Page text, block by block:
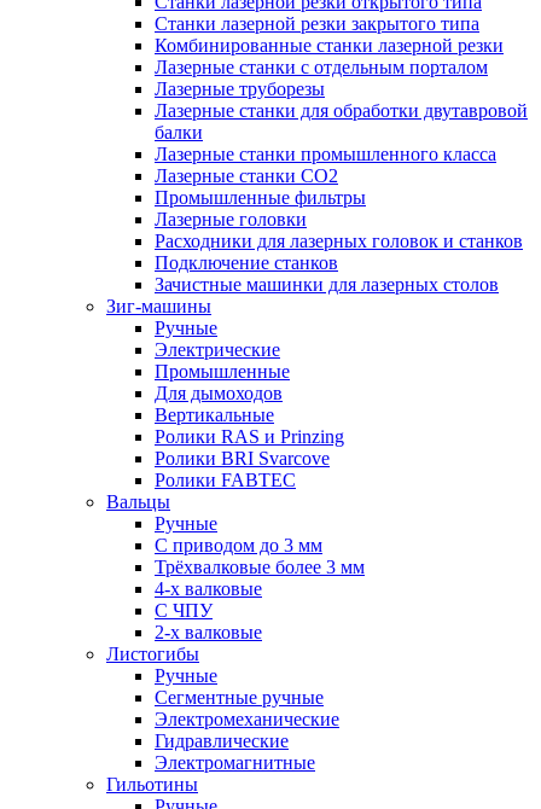
Станки лазерной резки закрытого типа
Комбинированные станки лазерной резки
Лазерные станки с отдельным порталом
Лазерные труборезы
Лазерные станки для обработки двутавровой
балки
Лазерные станки промышленного класса
Лазерные станки CO2
Промышленные фильтры
Лазерные головки
Расходники для лазерных головок и станков
Подключение станков
Зачистные машинки для лазерных столов
Зиг-машины
Ручные
Электрические
Промышленные
Для дымоходов
Вертикальные
Ролики RAS и Prinzing
Ролики BRI Svarcove
Ролики FABTEC
Вальцы
Ручные
С приводом до 3 мм
Трёхвалковые более 3 мм
4-х валковые
С ЧПУ
2-х валковые
Листогибы
Ручные
Сегментные ручные
Электромеханические
Гидравлические
Электромагнитные
Гильотины